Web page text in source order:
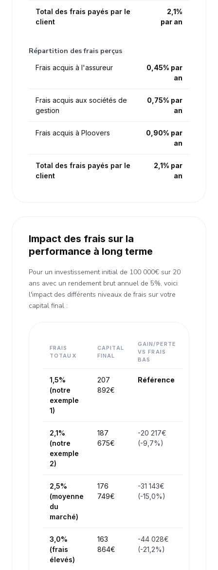
Total des frais payés par le
client
2,1%
par an
Répartition des frais perçus
Frais acquis à l'assureur
0,45% par
an
Frais acquis aux sociétés de
gestion
0,75% par
an
Frais acquis à Ploovers
0,90% par
an
Total des frais payés par le
client
2,1% par
an
Impact des frais sur la
performance à long terme
Pour un investissement initial de 100 000€ sur 20
ans avec un rendement brut annuel de 5%, voici
l'impact des différents niveaux de frais sur votre
capital final :
FRAIS
TOTAUX
CAPITAL
FINAL
GAIN/PERTE
VS FRAIS
BAS
1,5%
(notre
exemple
1)
207
892€
Référence
2,1%
(notre
exemple
2)
187
675€
-20 217€
(-9,7%)
2,5%
(moyenne
du
marché)
176
749€
-31 143€
(-15,0%)
3,0%
(frais
élevés)
163
864€
-44 028€
(-21,2%)